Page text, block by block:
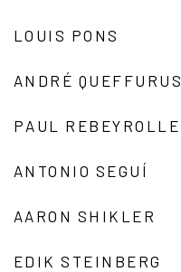
LOUIS PONS
ANDRÉ QUEFFURUS
PAUL REBEYROLLE
ANTONIO SEGUÍ
AARON SHIKLER
EDIK STEINBERG